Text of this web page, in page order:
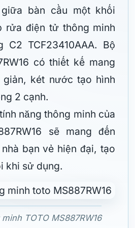
bàn cầu một khối
rửa điện tử thông minh
C2 TCF23410AAA. Bộ
có thiết kế mang
két nước tạo hình
2 cạnh.
năng thông minh của
sẽ mang đến
bạn vẻ hiện đại, tạo
khi sử dụng.
TOTO MS887RW16